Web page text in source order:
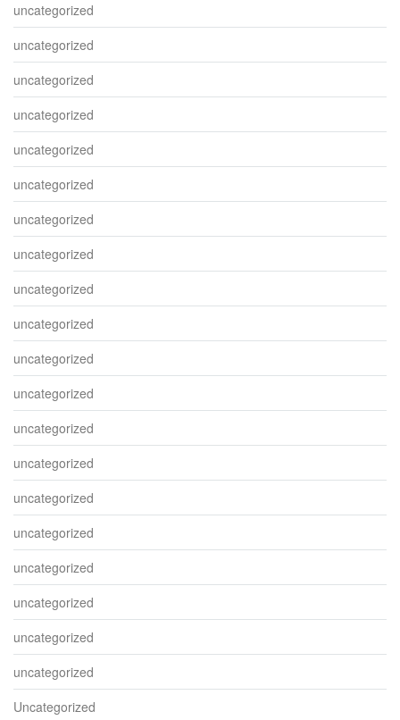
uncategorized
uncategorized
uncategorized
uncategorized
uncategorized
uncategorized
uncategorized
uncategorized
uncategorized
uncategorized
uncategorized
uncategorized
uncategorized
uncategorized
uncategorized
uncategorized
uncategorized
uncategorized
uncategorized
uncategorized
Uncategorized